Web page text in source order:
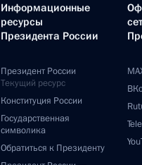
Информационные
ресурсы
Президента России
Президент России
Текущий ресурс
Конституция России
Государственная
символика
Обратиться к Президенту